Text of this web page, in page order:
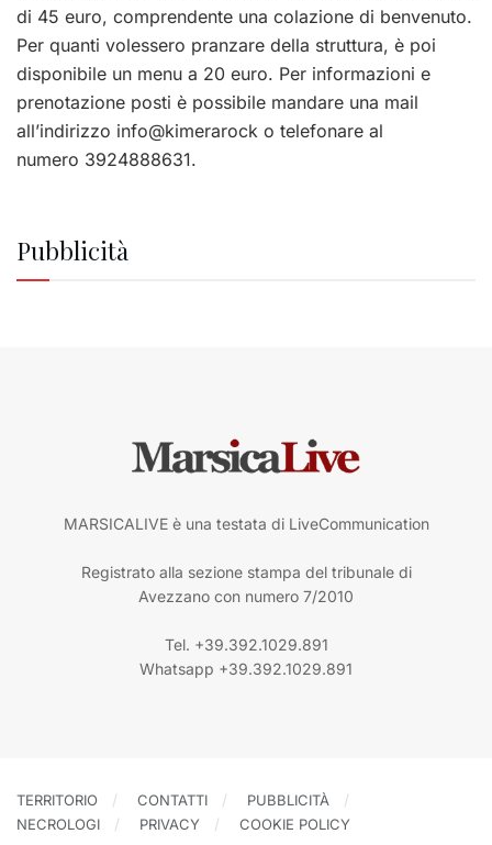
di 45 euro, comprendente una colazione di benvenuto.
Per quanti volessero pranzare della struttura, è poi
disponibile un menu a 20 euro. Per informazioni e
prenotazione posti è possibile mandare una mail
all’indirizzo info@kimerarock o telefonare al
numero 3924888631.
Pubblicità
MARSICALIVE è una testata di LiveCommunication
Registrato alla sezione stampa del tribunale di
Avezzano con numero 7/2010
Tel. +39.392.1029.891
Whatsapp +39.392.1029.891
TERRITORIO CONTATTI
PUBBLICITÀ
NECROLOGI
PRIVACY COOKIE POLICY